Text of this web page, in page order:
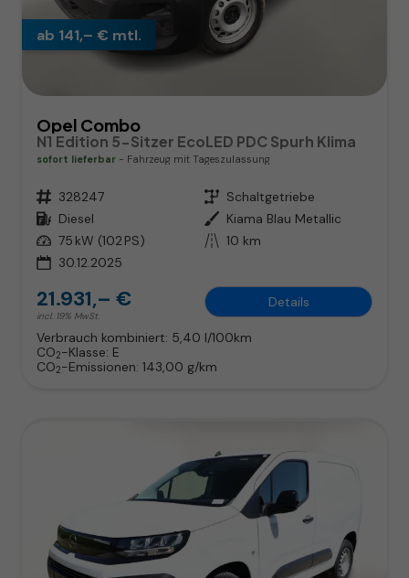
ab 141,– € mtl.
Opel Combo
N1 Edition 5-Sitzer EcoLED PDC Spurh Klima
sofort lieferbar Fahrzeug mit Tageszulassung
Fahrzeugnr. 328247 Getriebe Schaltgetriebe
Kraftstoff Diesel Außenfarbe Kiama Blau Metallic
Leistung 75 kW (102 PS) Kilometerstand 10 km
30.12.2025
21.931,– €
incl. 19% MwSt.
Details
Verbrauch kombiniert: 5,40 l/100km
CO2-Klasse: E
CO2-Emissionen: 143,00 g/km